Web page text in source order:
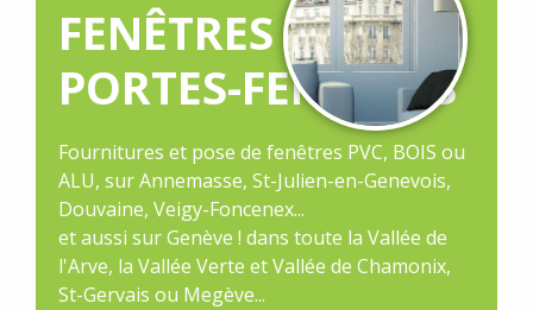
FENÊTRES ET
PORTES-FENÊTRES
Fournitures et pose de fenêtres PVC, BOIS ou
ALU, sur Annemasse, St-Julien-en-Genevois,
Douvaine, Veigy-Foncenex...
et aussi sur Genève ! dans toute la Vallée de
l'Arve, la Vallée Verte et Vallée de Chamonix,
St-Gervais ou Megève...